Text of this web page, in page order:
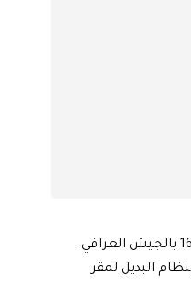
البديل لمقر